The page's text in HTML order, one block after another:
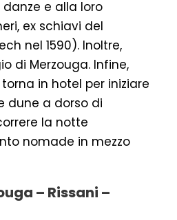
e alla loro
ex schiavi del
nel 1590). Inoltre,
di Merzouga. Infine,
in hotel per iniziare
dune a dorso di
la notte
nomade in mezzo
– Rissani –